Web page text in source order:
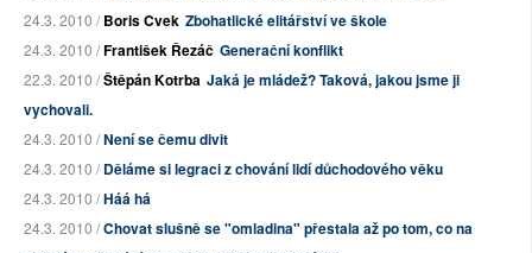
24.3. 2010 /Boris Cvek Zbohatlické elitářství ve škole
24.3. 2010 /František Řezáč Generační konflikt
22.3. 2010 /Štěpán Kotrba Jaká je mládež? Taková, jakou jsme ji
vychovali.
24.3. 2010 /Není se čemu divit
24.3. 2010 /Děláme si legraci z chování lidí důchodového věku
24.3. 2010 /Háá há
24.3. 2010 /Chovat slušně se "omladina" přestala až po tom, co na